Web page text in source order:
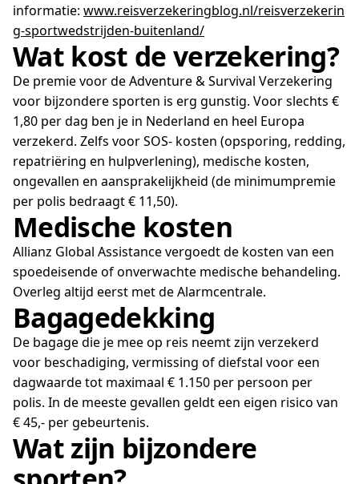
informatie: www.reisverzekeringblog.nl/reisverzekerin
g-sportwedstrijden-buitenland/
Wat kost de verzekering?
De premie voor de Adventure & Survival Verzekering
voor bijzondere sporten is erg gunstig. Voor slechts €
1,80 per dag ben je in Nederland en heel Europa
verzekerd. Zelfs voor SOS- kosten (opsporing, redding,
repatriëring en hulpverlening), medische kosten,
ongevallen en aansprakelijkheid (de minimumpremie
per polis bedraagt € 11,50).
Medische kosten
Allianz Global Assistance vergoedt de kosten van een
spoedeisende of onverwachte medische behandeling.
Overleg altijd eerst met de Alarmcentrale.
Bagagedekking
De bagage die je mee op reis neemt zijn verzekerd
voor beschadiging, vermissing of diefstal voor een
dagwaarde tot maximaal € 1.150 per persoon per
polis. In de meeste gevallen geldt een eigen risico van
€ 45,- per gebeurtenis.
Wat zijn bijzondere